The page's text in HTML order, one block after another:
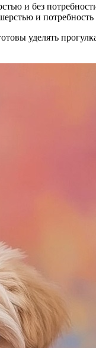
и без
и
уделять